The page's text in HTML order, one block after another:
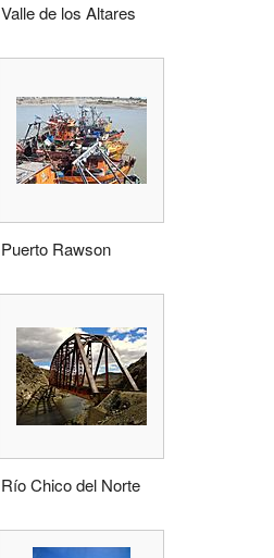
Valle de los Altares
Puerto Rawson
Río Chico del Norte